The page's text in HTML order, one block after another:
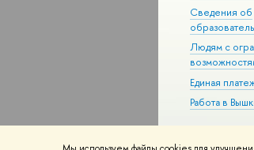
Сведения об
Людям с
Единая
Работа в